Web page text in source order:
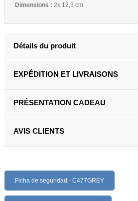
Dimensions : 2x 12,3 cm
Détails du produit
EXPÉDITION ET LIVRAISONS
PRÉSENTATION CADEAU
AVIS CLIENTS
Ficha de seguridad - C477GREY